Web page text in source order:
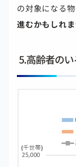
の対象になる
進むかもしれま
5.高齢者の